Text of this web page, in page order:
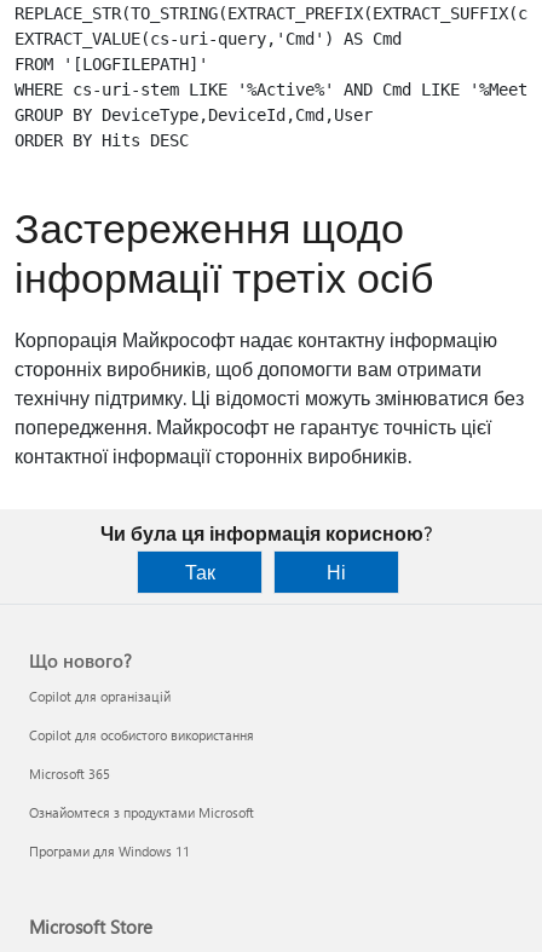
EXTRACT_VALUE(cs-uri-query,'Cmd') AS Cmd
FROM '[LOGFILEPATH]'
WHERE cs-uri-stem LIKE '%Active%' AND Cmd LIKE
GROUP BY DeviceType,DeviceId,Cmd,User
Застереження щодо
інформації третіх осіб
Корпорація Майкрософт надає контактну інформацію
сторонніх виробників, щоб допомогти вам отримати
технічну підтримку. Ці відомості можуть змінюватися без
попередження. Майкрософт не гарантує точність цієї
контактної інформації сторонніх виробників.
Чи була ця інформація корисною?
Так
Ні
Що нового?
Copilot для організацій
Copilot для особистого використання
Microsoft 365
Ознайомтеся з продуктами Microsoft
Програми для Windows 11
Microsoft Store